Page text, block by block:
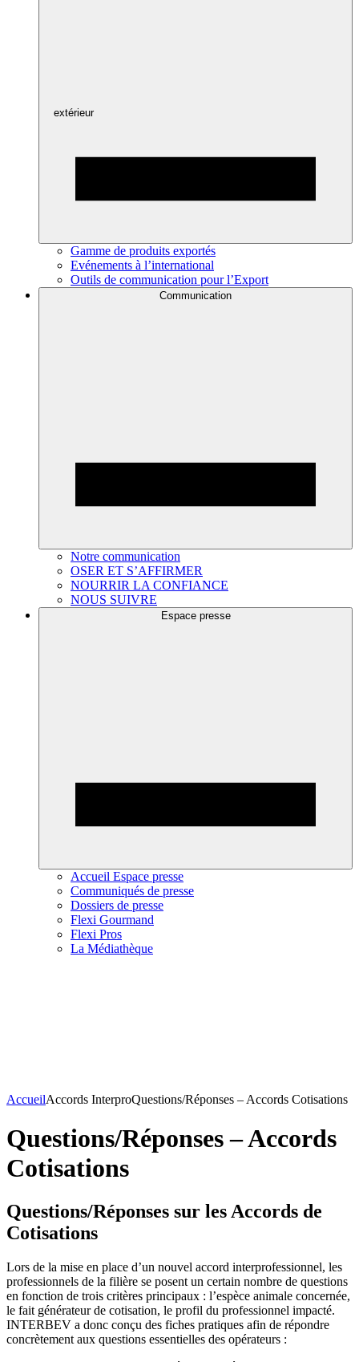
extérieur
Gamme de produits exportés
Evénements à l’international
Outils de communication pour l’Export
Communication
Notre communication
OSER ET S’AFFIRMER
NOURRIR LA CONFIANCE
NOUS SUIVRE
Espace presse
Accueil Espace presse
Communiqués de presse
Dossiers de presse
Flexi Gourmand
Flexi Pros
La Médiathèque
AccueilAccords InterproQuestions/Réponses – Accords Cotisations
Questions/Réponses – Accords
Cotisations
Questions/Réponses sur les Accords de
Cotisations
Lors de la mise en place d’un nouvel accord interprofessionnel, les
professionnels de la filière se posent un certain nombre de questions
en fonction de trois critères principaux : l’espèce animale concernée,
le fait générateur de cotisation, le profil du professionnel impacté.
INTERBEV a donc conçu des fiches pratiques afin de répondre
concrètement aux questions essentielles des opérateurs :